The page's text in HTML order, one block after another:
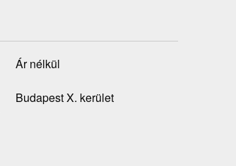
Ár nélkül
Budapest X. kerület